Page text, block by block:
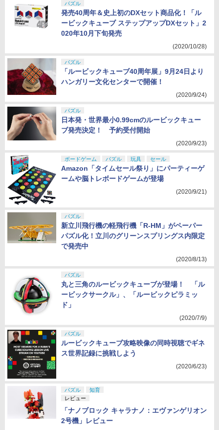
パズル
発売40周年＆史上初のDXセット商品化！「ル
ービックキューブ ステップアップDXセット」2
020年10月下旬発売
(2020/10/28)
パズル
「ルービックキューブ40周年展」9月24日より
ハンガリー文化センターで開催！
(2020/9/24)
パズル
日本発・世界最小0.99cmのルービックキュー
ブ発売決定！ 予約受付開始
(2020/9/23)
ボードゲーム パズル 玩具 セール
Amazon「タイムセール祭り」にパーティーゲ
ームや脳トレボードゲームが登場
(2020/9/21)
パズル
新立川飛行機の軽飛行機「R-HM」がペーパー
パズル化！立川のグリーンスプリングス内限定
で発売中
(2020/8/13)
パズル
丸と三角のルービックキューブが登場！ 「ル
ービックサークル」、「ルービックピラミッ
ド」
(2020/7/9)
パズル
ルービックキューブ攻略映像の同時視聴でギネ
ス世界記録に挑戦しよう
(2020/6/23)
パズル
知育
レビュー
「ナノブロック キャラナノ：エヴァンゲリオン
2号機」レビュー